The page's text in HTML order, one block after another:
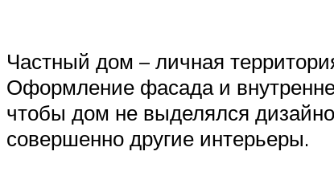
Частный дом – личная
Оформление фасада и
чтобы дом не выделялся
совершенно другие интерьеры.